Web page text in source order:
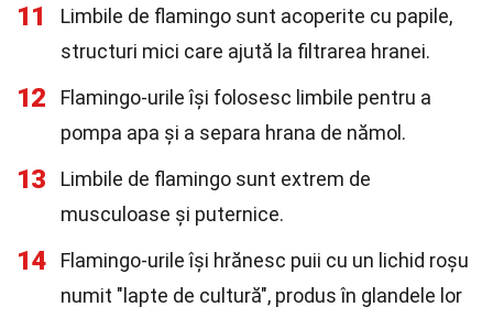
11
Limbile de flamingo sunt acoperite cu papile,
structuri mici care ajută la filtrarea hranei.
12
Flamingo-urile își folosesc limbile pentru a
pompa apa și a separa hrana de nămol.
13
Limbile de flamingo sunt extrem de
musculoase și puternice.
14
Flamingo-urile își hrănesc puii cu un lichid roșu
numit "lapte de cultură", produs în glandele lor